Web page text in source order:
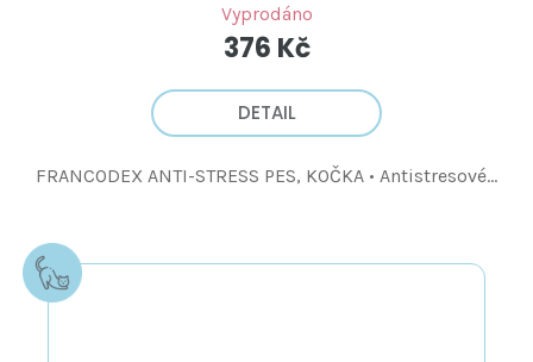
Vyprodáno
376 Kč
DETAIL
FRANCODEX ANTI-STRESS PES, KOČKA • Antistresové...